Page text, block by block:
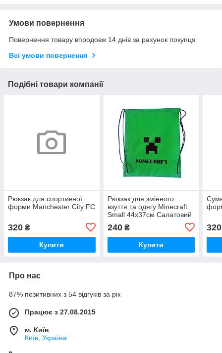
Умови повернення
Повернення товару впродовж 14 днів за рахунок покупця
Всі умови повернення
Подібні товари компанії
Рюкзак для спортивної
форми Manchester City FC
320 ₴
Купити
Рюкзак для змінного
взуття та одягу Mineсraft
Small 44х37см Салатовий
240₴
Купити
320
Про нас
87% позитивних з 54 відгуків за рік
Працює з 27.08.2015
м. Київ
Київ, Україна